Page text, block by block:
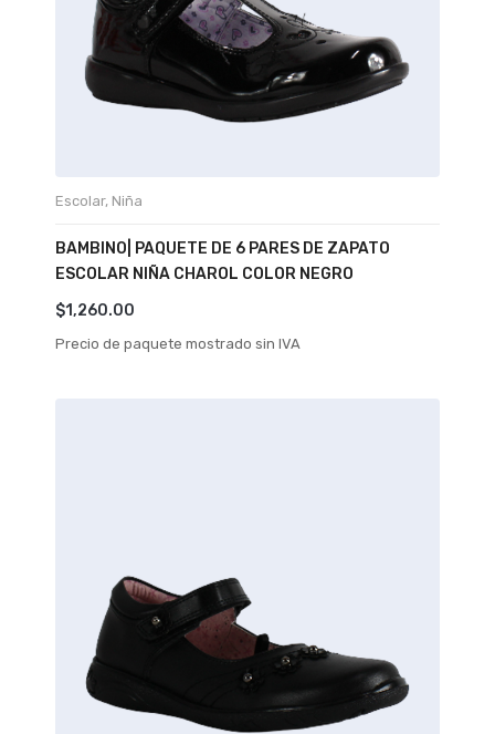
Escolar, Niña
BAMBINO| PAQUETE DE 6 PARES DE ZAPATO
ESCOLAR NIÑA CHAROL COLOR NEGRO
$1,260.00
Precio de paquete mostrado sin IVA